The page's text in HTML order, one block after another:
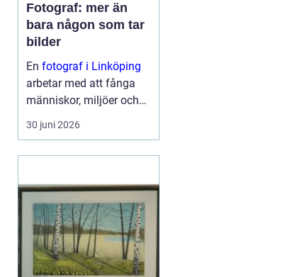
Fotograf: mer än
bara någon som tar
bilder
En fotograf i Linköping
arbetar med att fånga
människor, miljöer och
ögonblick på ett sätt
som väcker känslor och
30 juni 2026